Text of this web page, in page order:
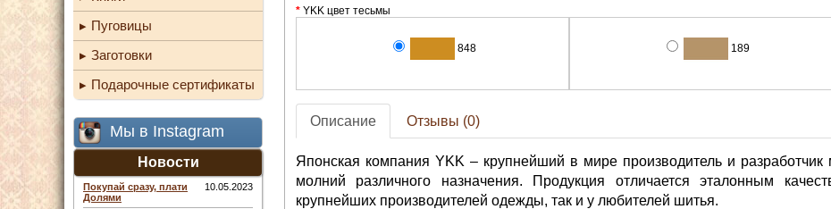
Пуговицы
Заготовки
Подарочные сертификаты
Мы в Instagram
Новости
Покупай сразу, плати
Долями
10.05.2023
YKK цвет тесьмы
848 189
Описание Отзывы (0)
Японская компания YKK – крупнейший в мире производитель и
молний различного назначения. Продукция отличается эталонным
крупнейших производителей одежды, так и у любителей шитья.